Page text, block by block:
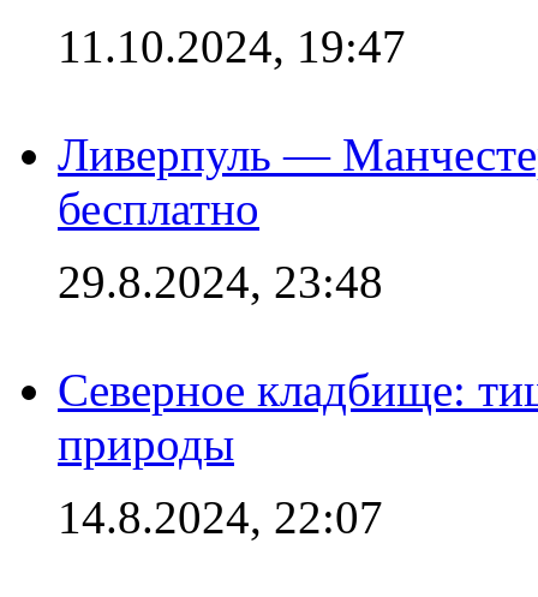
11.10.2024, 19:47
Ливерпуль —
бесплатно
29.8.2024, 23:48
Северное кладбище:
природы
14.8.2024, 22:07